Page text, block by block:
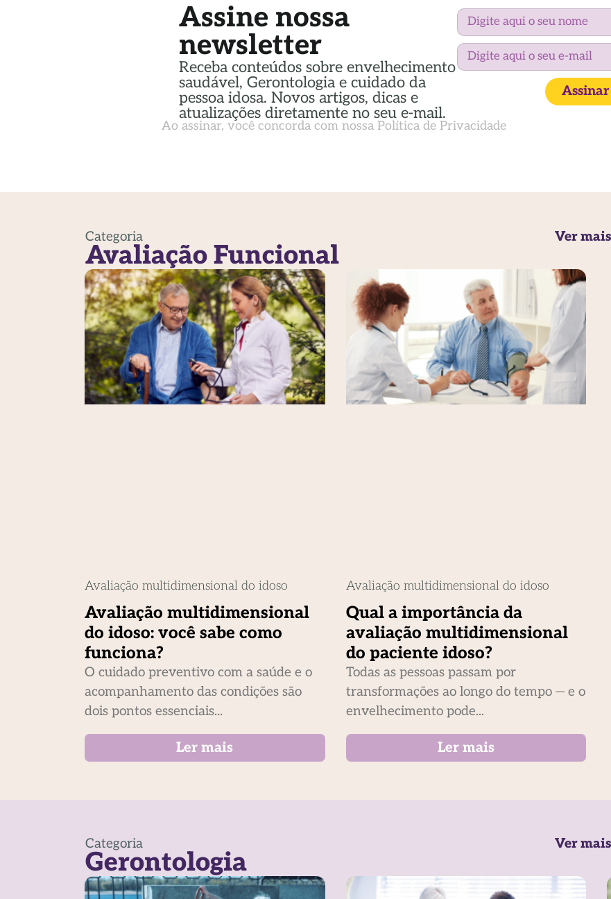
Assine nossa
newsletter
Receba conteúdos sobre envelhecimento
saudável, Gerontologia e cuidado da
pessoa idosa. Novos artigos, dicas e
atualizações diretamente no seu e-mail.
Ao assinar, você concorda com nossa Política de Privacidade
Categoria
Avaliação Funcional
Ver
Avaliação multidimensional do idoso
Avaliação multidimensional
do idoso: você sabe como
funciona?
O cuidado preventivo com a saúde e o
acompanhamento das condições são
dois pontos essenciais...
Ler mais
Avaliação multidimensional do idoso
Qual a importância da
avaliação multidimensional
do paciente idoso?
Todas as pessoas passam por
transformações ao longo do tempo — e o
envelhecimento pode...
Ler mais
Categoria
Gerontologia
Ver